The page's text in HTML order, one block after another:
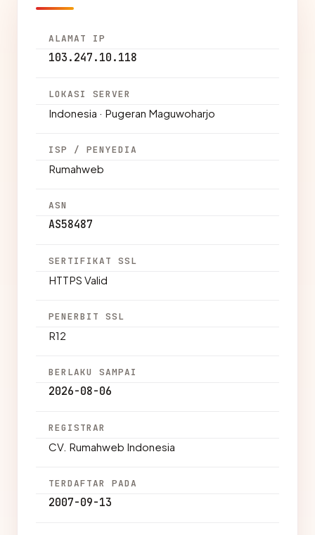
ALAMAT IP
103.247.10.118
LOKASI SERVER
Indonesia · Pugeran Maguwoharjo
ISP / PENYEDIA
Rumahweb
ASN
AS58487
SERTIFIKAT SSL
HTTPS Valid
PENERBIT SSL
R12
BERLAKU SAMPAI
2026-08-06
REGISTRAR
CV. Rumahweb Indonesia
TERDAFTAR PADA
2007-09-13